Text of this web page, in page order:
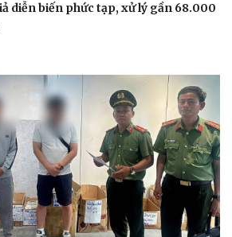
diễn biến phức tạp, xử lý gần 68.000